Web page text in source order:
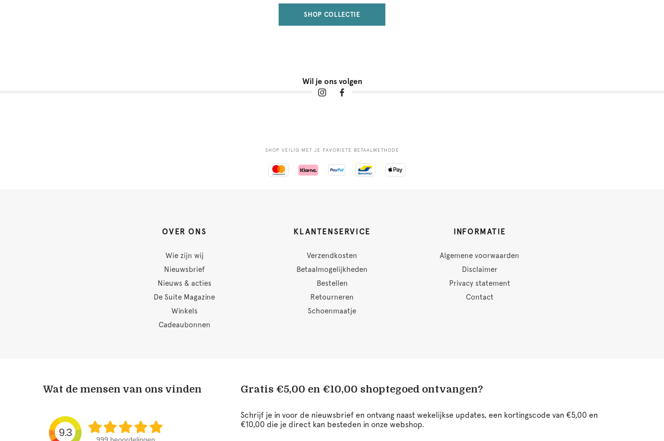
SHOP COLLECTIE
Wil je ons volgen
SHOP VEILIG MET JE FAVORIETE BETAALMETHODE
OVER ONS
Wie zijn wij
Nieuwsbrief
Nieuws & acties
De Suite Magazine
Winkels
Cadeaubonnen
KLANTENSERVICE
Verzendkosten
Betaalmogelijkheden
Bestellen
Retourneren
Schoenmaatje
INFORMATIE
Algemene voorwaarden
Disclaimer
Privacy statement
Contact
Wat de mensen van ons vinden
9.3
Gratis €5,00 en €10,00 shoptegoed ontvangen?
Schrijf je in voor de nieuwsbrief en ontvang naast wekelijkse updates, een kortingscode van €5,00 en
€10,00 die je direct kan besteden in onze webshop.